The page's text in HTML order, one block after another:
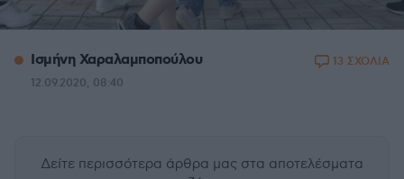
Ισμήνη Χαραλαμποπούλου
12.09.2020, 08:40
13 ΣΧΟΛΙΑ
Δείτε περισσότερα άρθρα μας στα αποτελέσματα